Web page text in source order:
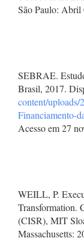
São Paulo: Abril
SEBRAE.
Brasil, 2017.
content/
Financiamento-
Acesso em 27
WEILL, P.
Transformation.
(CISR), MIT
Massachusetts: